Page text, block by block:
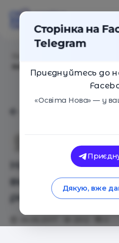
На старте
выбрать
ребенка
Сторінка на
Telegram
Приєднуйтесь до
«Освіта Нова» — у
Дякую, вже